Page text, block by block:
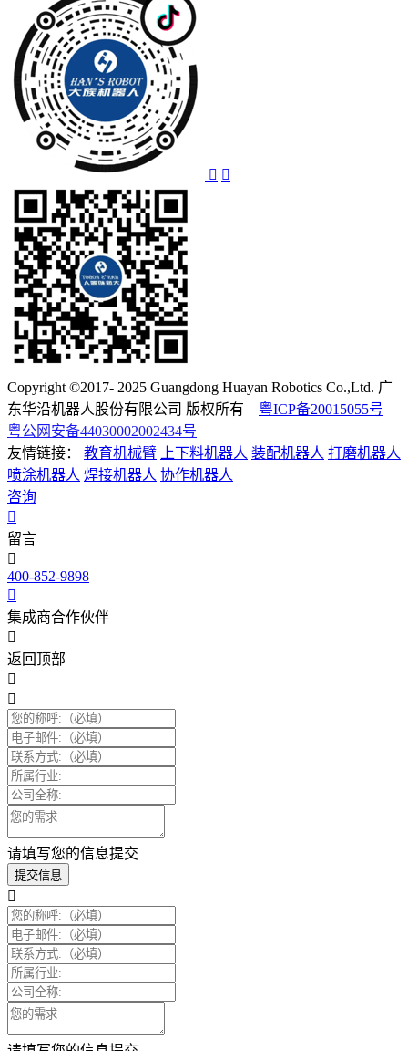
Copyright ©2017- 2025 Guangdong Huayan Robotics Co.,Ltd. 广
东华沿机器人股份有限公司 版权所有 粤ICP备20015055号
粤公网安备44030002002434号
友情链接：
教育机械臂 上下料机器人 装配机器人 打磨机器人
喷涂机器人 焊接机器人 协作机器人
咨询
留言
400-852-9898
集成商合作伙伴
返回顶部
请填写您的信息提交
提交信息